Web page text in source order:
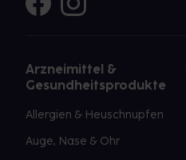
Arzneimittel &
Gesundheitsprodukte
Allergien & Heuschnupfen
Auge, Nase & Ohr